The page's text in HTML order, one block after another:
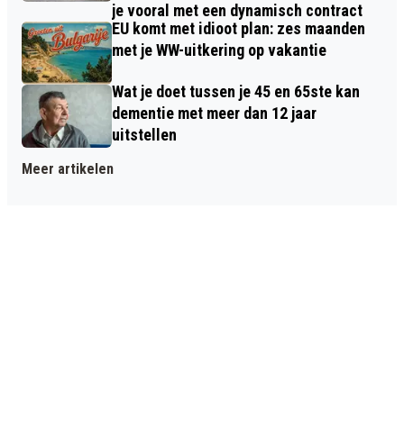
je vooral met een dynamisch contract
EU komt met idioot plan: zes maanden
met je WW-uitkering op vakantie
Wat je doet tussen je 45 en 65ste kan
dementie met meer dan 12 jaar
uitstellen
Meer artikelen